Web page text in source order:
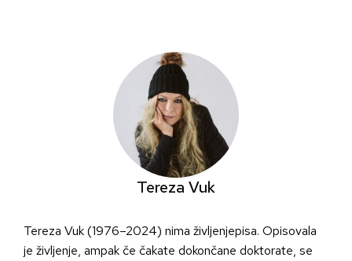
Tereza Vuk
Tereza Vuk (1976–2024) nima življenjepisa. Opisovala
je življenje, ampak če čakate dokončane doktorate, se